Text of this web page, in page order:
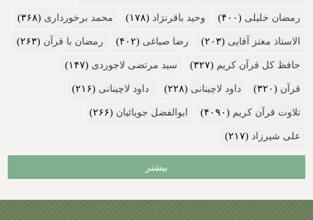
رمضان خلیلی (۴۰۰) وحید باقرنژاد (۱۷۸) محمد برخورداری (۳۶۸)
الاستاذ معتز آقایی (۲۰۳) رضا صباغی (۴۰۲) رمضان با قرآن (۲۶۳)
حافظ کل قرآن کریم (۳۲۷) سید مرتضی لاجوردی (۱۴۷)
قرآن (۳۲۰) داود لاچینانی (۲۲۸) داود لاچینانی (۲۱۶)
تلاوت قرآن کریم (۴۰۹۰) ابوالفضل جویائیان (۲۶۶)
علی شیرزاد (۲۱۷)
بیشتر